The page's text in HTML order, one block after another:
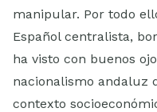
manipular. Por todo
Español centralista,
ha visto con buenos
nacionalismo andaluz
contexto